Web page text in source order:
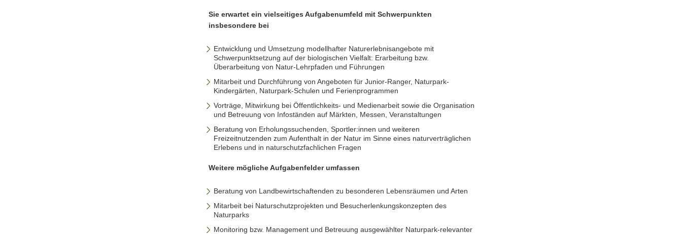
Sie erwartet ein vielseitiges Aufgabenumfeld mit Schwerpunkten
insbesondere bei
Entwicklung und Umsetzung modellhafter Naturerlebnisangebote mit
Schwerpunktsetzung auf der biologischen Vielfalt: Erarbeitung bzw.
Überarbeitung von Natur-Lehrpfaden und Führungen
Mitarbeit und Durchführung von Angeboten für Junior-Ranger, Naturpark-
Kindergärten, Naturpark-Schulen und Ferienprogrammen
Vorträge, Mitwirkung bei Öffentlichkeits- und Medienarbeit sowie die Organisation
und Betreuung von Infoständen auf Märkten, Messen, Veranstaltungen
Beratung von Erholungssuchenden, Sportler:innen und weiteren
Freizeitnutzenden zum Aufenthalt in der Natur im Sinne eines naturverträglichen
Erlebens und in naturschutzfachlichen Fragen
Weitere mögliche Aufgabenfelder umfassen
Beratung von Landbewirtschaftenden zu besonderen Lebensräumen und Arten
Mitarbeit bei Naturschutzprojekten und Besucherlenkungskonzepten des
Naturparks
Monitoring bzw. Management und Betreuung ausgewählter Naturpark-relevanter